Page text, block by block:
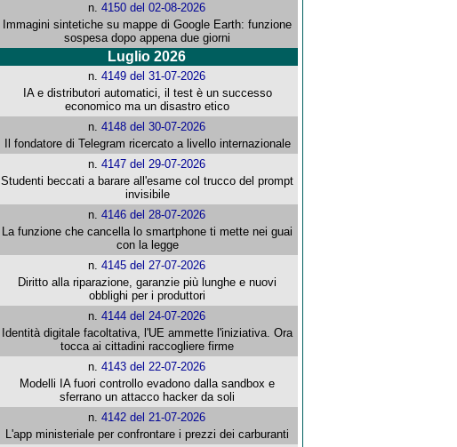
n.4150 del 02-08-2026
Immagini sintetiche su mappe di Google Earth: funzione
sospesa dopo appena due giorni
Luglio 2026
n.4149 del 31-07-2026
IA e distributori automatici, il test è un successo
economico ma un disastro etico
n.4148 del 30-07-2026
Il fondatore di Telegram ricercato a livello internazionale
n.4147 del 29-07-2026
Studenti beccati a barare all'esame col trucco del prompt
invisibile
n.4146 del 28-07-2026
La funzione che cancella lo smartphone ti mette nei guai
con la legge
n.4145 del 27-07-2026
Diritto alla riparazione, garanzie più lunghe e nuovi
obblighi per i produttori
n.4144 del 24-07-2026
Identità digitale facoltativa, l'UE ammette l'iniziativa. Ora
tocca ai cittadini raccogliere firme
n.4143 del 22-07-2026
Modelli IA fuori controllo evadono dalla sandbox e
sferrano un attacco hacker da soli
n.4142 del 21-07-2026
L'app ministeriale per confrontare i prezzi dei carburanti